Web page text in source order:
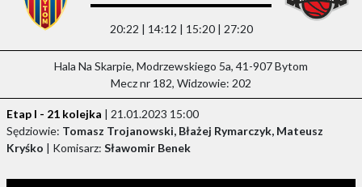
20:22 | 14:12 | 15:20 | 27:20
Hala Na Skarpie, Modrzewskiego 5a, 41-907 Bytom
Mecz nr 182, Widzowie: 202
Etap I - 21 kolejka | 21.01.2023 15:00
Sędziowie: Tomasz Trojanowski, Błażej Rymarczyk, Mateusz
Kryśko | Komisarz: Sławomir Benek